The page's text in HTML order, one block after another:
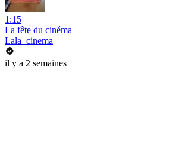
1:15
La fête du cinéma
Lala_cinema
il y a 2 semaines